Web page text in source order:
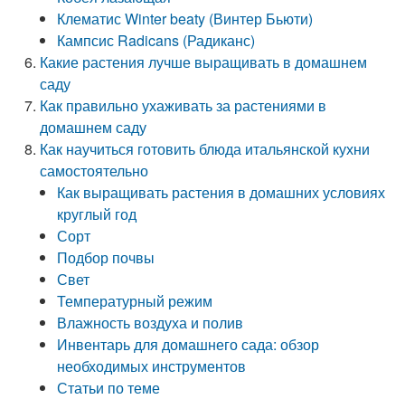
Клематис Winter beaty (Винтер Бьюти)
Кампсис Radicans (Радиканс)
Какие растения лучше выращивать в домашнем
саду
Как правильно ухаживать за растениями в
домашнем саду
Как научиться готовить блюда итальянской кухни
самостоятельно
Как выращивать растения в домашних условиях
круглый год
Сорт
Подбор почвы
Свет
Температурный режим
Влажность воздуха и полив
Инвентарь для домашнего сада: обзор
необходимых инструментов
Статьи по теме